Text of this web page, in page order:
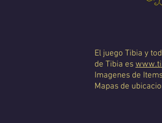
El juego Tibia y
de Tibia es
Imagenes de
Mapas de